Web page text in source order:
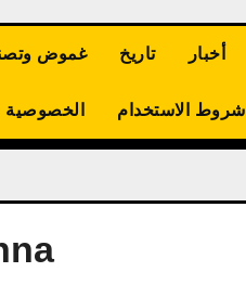
غموض تاريخ أخبار
الخصوصية شروط الاستخدام